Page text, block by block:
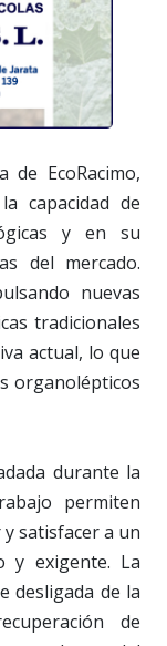
EcoRacimo,
capacidad de
y en su
del mercado.
nuevas
tradicionales
actual, lo que
organolépticos
durante la
permiten
satisfacer a un
y exigente. La
desligada de la
de